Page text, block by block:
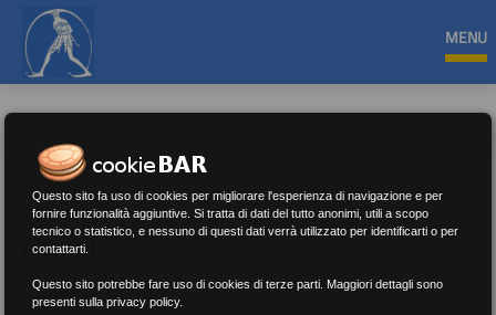
MENU
Covid
Questo sito fa uso di cookies per migliorare l'esperienza di navigazione e per
fornire funzionalità aggiuntive. Si tratta di dati del tutto anonimi, utili a scopo
tecnico o statistico, e nessuno di questi dati verrà utilizzato per identificarti o per
contattarti.
Questo sito potrebbe fare uso di cookies di terze parti. Maggiori dettagli sono
presenti sulla privacy policy.